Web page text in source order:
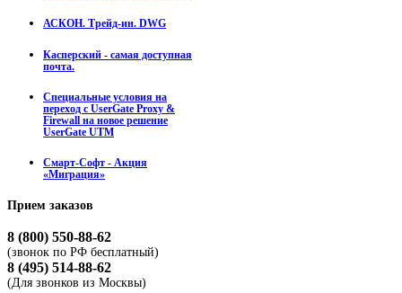
АСКОН. Трейд-ин. DWG
Касперский - самая доступная
почта.
Специальные условия на
переход с UserGate Proxy &
Firewall на новое решение
UserGate UTM
Смарт-Софт - Акция
«Миграция»
Прием заказов
8 (800) 550-88-62
(звонок по РФ бесплатный)
8 (495) 514-88-62
(Для звонков из Москвы)